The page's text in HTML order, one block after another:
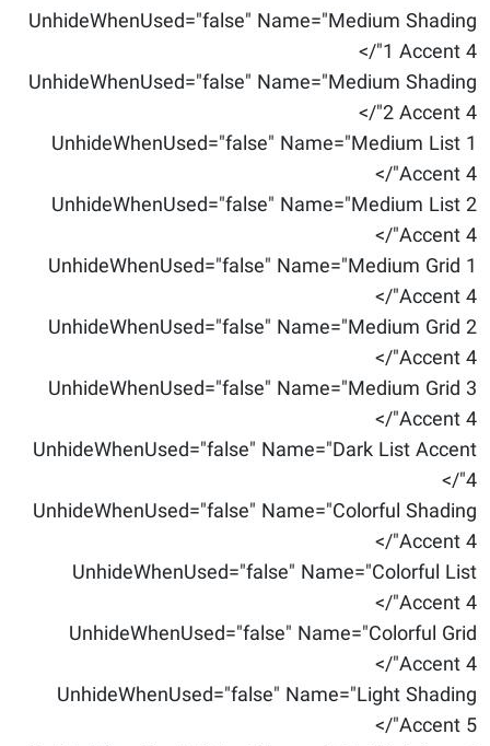
UnhideWhenUsed="false" Name="Medium Shading
1 Accent 4"/>
UnhideWhenUsed="false" Name="Medium Shading
2 Accent 4"/>
UnhideWhenUsed="false" Name="Medium List 1
Accent 4"/>
UnhideWhenUsed="false" Name="Medium List 2
Accent 4"/>
UnhideWhenUsed="false" Name="Medium Grid 1
Accent 4"/>
UnhideWhenUsed="false" Name="Medium Grid 2
Accent 4"/>
UnhideWhenUsed="false" Name="Medium Grid 3
Accent 4"/>
UnhideWhenUsed="false" Name="Dark List Accent
4"/>
UnhideWhenUsed="false" Name="Colorful Shading
Accent 4"/>
UnhideWhenUsed="false" Name="Colorful List
Accent 4"/>
UnhideWhenUsed="false" Name="Colorful Grid
Accent 4"/>
UnhideWhenUsed="false" Name="Light Shading
Accent 5"/>